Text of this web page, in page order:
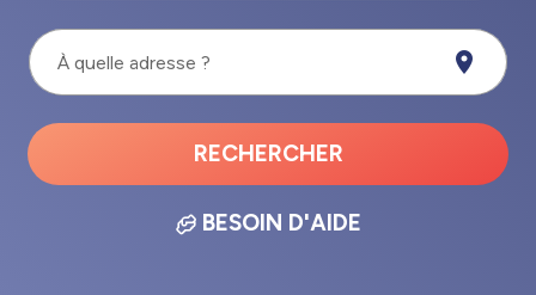
À quelle adresse ?
RECHERCHER
BESOIN D'AIDE